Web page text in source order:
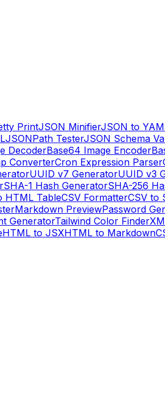
PrintJSON MinifierJSON to
JSONPath TesterJSON Schema
DecoderBase64 Image Encoder
ConverterCron Expression Parser
UUID v7 GeneratorUUID v3
SHA-1 Hash GeneratorSHA-256
HTML TableCSV FormatterCSV to
Markdown PreviewPassword
GeneratorTailwind Color Finder
HTML to JSXHTML to Markdown